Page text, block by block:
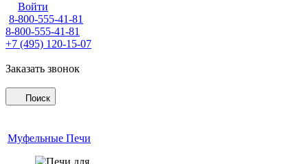
Войти
8-800-555-41-81
8-800-555-41-81
+7 (495) 120-15-07
Заказать звонок
Поиск
Муфельные Печи